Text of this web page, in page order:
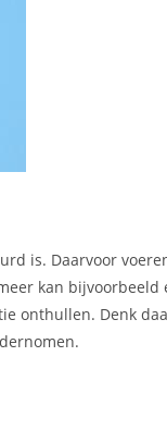
is. Daarvoor
kan bijvoorbeeld
onthullen. Denk